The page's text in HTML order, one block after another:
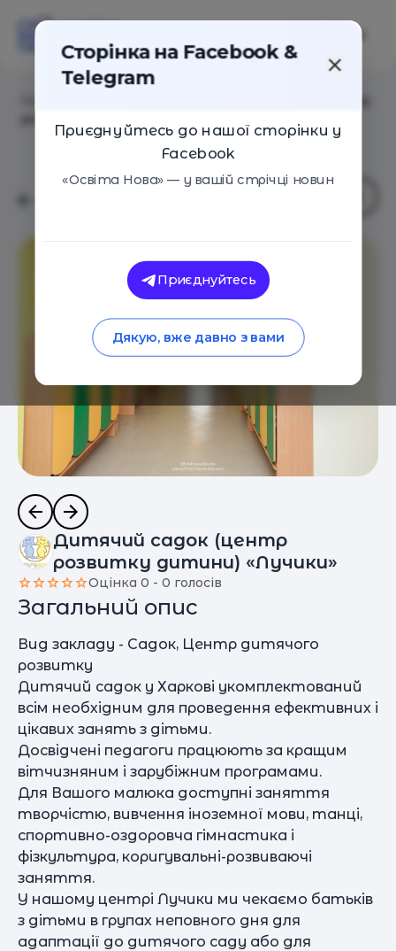
Дитячий садок (центр
розвитку дитини) «Лучики»
Оцінка 0 - 0 голосів
Загальний опис
Вид закладу - Садок, Центр дитячого
розвитку
Дитячий садок у Харкові укомплектований
всім необхідним для проведення ефективних і
цікавих занять з дітьми.
Досвідчені педагоги працюють за кращим
вітчизняним і зарубіжним програмами.
Для Вашого малюка доступні заняття
творчістю, вивчення іноземної мови, танці,
спортивно-оздоровча гімнастика і
фізкультура, коригувальні-розвиваючі
заняття.
У нашому центрі Лучики ми чекаємо батьків
з дітьми в групах неповного дня для
адаптації до дитячого саду або для
Сторінка на Facebook &
Telegram
Приєднуйтесь до нашої сторінки у
Facebook
«Освіта Нова» — у вашій стрічці новин
Приєднуйтесь
Дякую, вже давно з вами